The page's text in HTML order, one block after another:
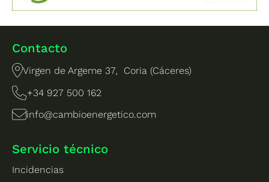
Contacto
Virgen de Argeme 37, Coria (Cáceres)
+34 927 500 162
info@cambioenergetico.com
Servicio técnico
Incidencias